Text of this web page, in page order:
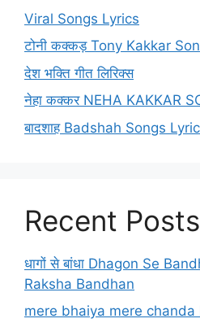
Viral Songs Lyrics
टोनी कक्कड़ Tony Kakkar
देश भक्ति गीत लिरिक्स
नेहा कक्कर NEHA KAKKAR
बादशाह Badshah Songs
Recent Posts
धागों से बांधा Dhagon Se
Raksha Bandhan
mere bhaiya mere chanda